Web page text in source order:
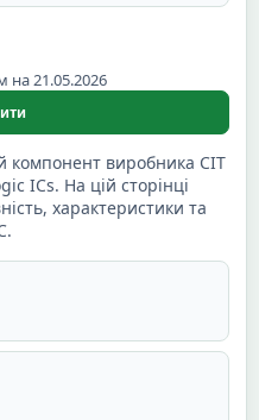
на 21.05.2026
компонент виробника CIT
ICs. На цій сторінці
характеристики та